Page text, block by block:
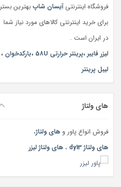
فروشگاه اینترنتیآیسان شاپبهترین بستر
برای خرید اینترنتی کالاهای مورد نیاز شما
در ایران است .
لیزر فایبر،پرینتر حرارتی 58U ،بارکدخوان ،
لیبل پرینتر
های ولتاژ
فروش انواع پاور و های ولتاژ،
های ولتاژ dy13
، های ولتاژ لیزر